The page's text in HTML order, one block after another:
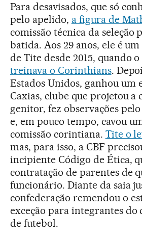
Para desavisados, que só
pelo apelido, a figura de
comissão técnica da seleção
batida. Aos 29 anos, ele é
de Tite desde 2015, quando
treinava o Corinthians.
Estados Unidos, ganhou um
Caxias, clube que projetou a
genitor, fez observações
e, em pouco tempo, cavou
comissão corintiana. Tite o
mas, para isso, a CBF
incipiente Código de Ética,
contratação de parentes de
funcionário. Diante da saia
confederação remendou o
exceção para integrantes do
de futebol.